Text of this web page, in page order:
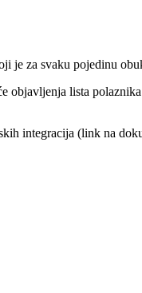
je za svaku pojedinu
lista
integracija (link na